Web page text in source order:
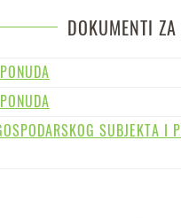
DOKUMENTI
SUBJEKTA I